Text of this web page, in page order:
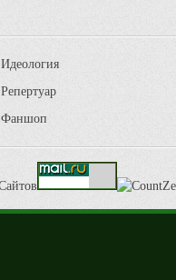
Идеология
Репертуар
Фаншоп